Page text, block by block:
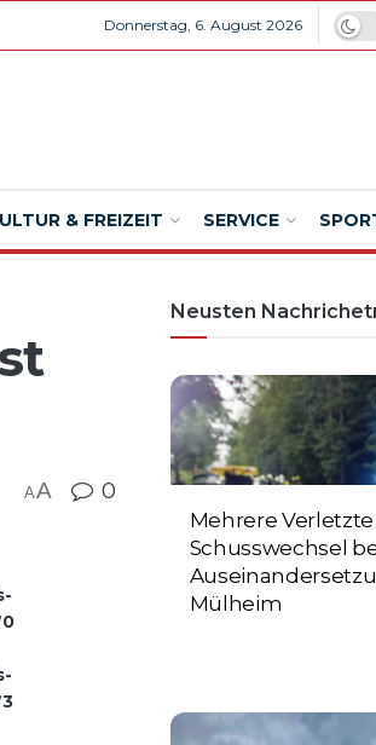
Donnerstag, 6. August 2026
& FREIZEIT SERVICE
AA 0
Neusten
Mehrere
Schusswechsel
Mülheim